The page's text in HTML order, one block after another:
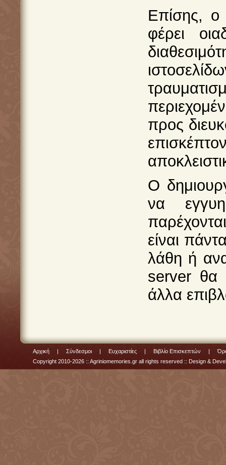
Επίσης, ο
φέρει
προς
Ο
να
είναι
λάθη ή
server θα
άλλα
Αρχική | Σύνδεσμοι | Ευχαριστίες | Βιβλίο Επισκεπτών |
Copyright 2010-2026 :: Agriniomemories.gr all rights reserved :: Design &